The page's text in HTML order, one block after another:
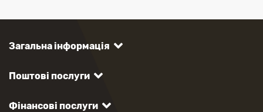
Загальна інформація
Поштові послуги
Фінансові послуги